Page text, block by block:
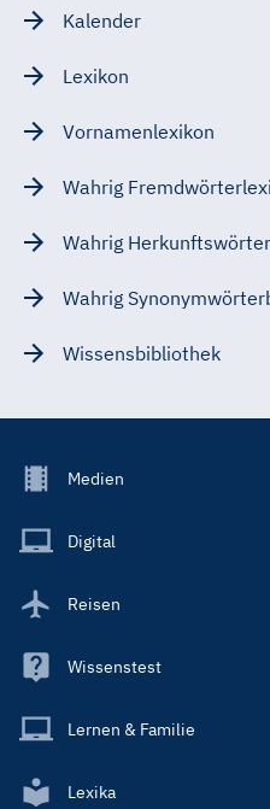
Kalender
Lexikon
Vornamenlexikon
Wahrig
Wahrig
Wahrig
Wissensbibliothek
Footer
Main
Medien
Digital
Reisen
Wissenstest
Lernen & Familie
Lexika